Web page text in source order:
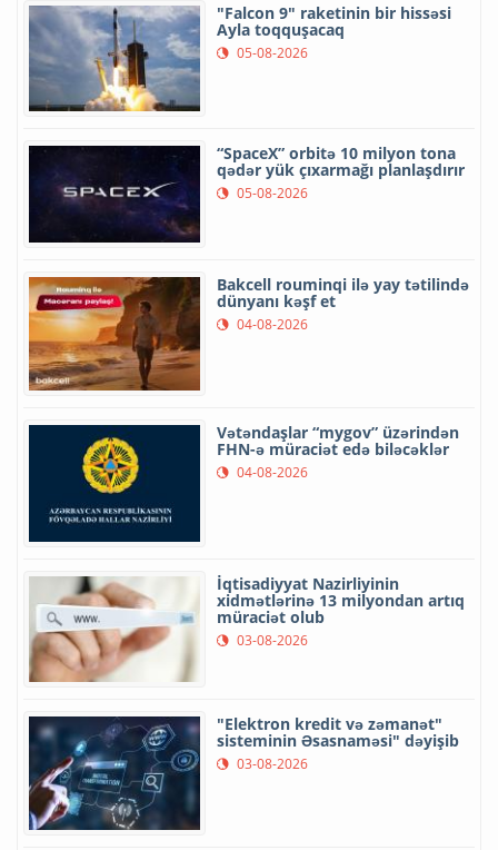
"Falcon 9" raketinin bir hissəsi
Ayla toqquşacaq
05-08-2026
“SpaceX” orbitə 10 milyon tona
qədər yük çıxarmağı planlaşdırır
05-08-2026
Bakcell rouminqi ilə yay tətilində
dünyanı kəşf et
04-08-2026
Vətəndaşlar “mygov” üzərindən
FHN-ə müraciət edə biləcəklər
04-08-2026
İqtisadiyyat Nazirliyinin
xidmətlərinə 13 milyondan artıq
müraciət olub
03-08-2026
"Elektron kredit və zəmanət"
sisteminin Əsasnaməsi" dəyişib
03-08-2026